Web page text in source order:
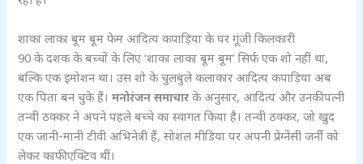
शाका लाका बूम बूम फेम आदित्य कपाड़िया के घर गूंजी किलकारी
90 के दशक के बच्चों के लिए ‘शाका लाका बूम बूम’ सिर्फ एक शो नहीं था,
बल्कि एक इमोशन था। उस शो के चुलबुले कलाकार आदित्य कपाड़िया अब
एक पिता बन चुके हैं।मनोरंजन समाचार के अनुसार, आदित्य और उनकी पत्नी
तन्वी ठक्कर ने अपने पहले बच्चे का स्वागत किया है। तन्वी ठक्कर, जो खुद
एक जानी-मानी टीवी अभिनेत्री हैं, सोशल मीडिया पर अपनी प्रेग्नेंसी जर्नी को
लेकर काफी एक्टिव थीं।